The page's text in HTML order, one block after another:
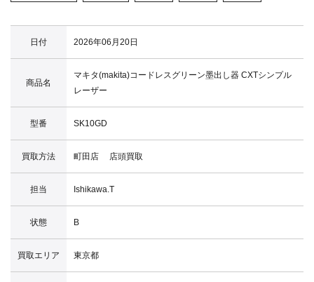
日付 2026年06月20日
商品名
マキタ(makita)コードレスグリーン墨出し器 CXTシンプル
レーザー
型番 SK10GD
買取方法 町田店 店頭買取
担当 Ishikawa.T
状態 B
買取エリア 東京都